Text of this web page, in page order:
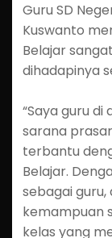
Guru SD
Kuswanto
Belajar
dihadapinya
“Saya guru di
sarana
terbantu
Belajar.
sebagai
kemampuan
kelas yang